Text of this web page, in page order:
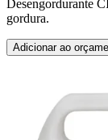
Desengordurante
gordura.
Adicionar ao